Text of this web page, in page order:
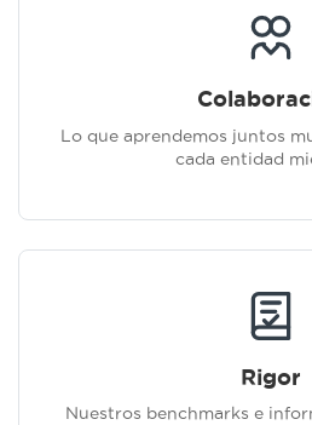
Lo que aprendemos juntos
cada entidad
Rigor
Nuestros benchmarks e